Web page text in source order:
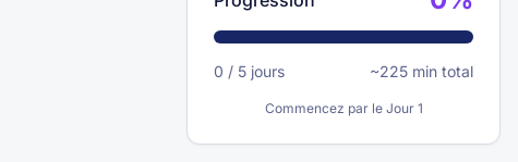
0 / 5 jours ~225 min total
Commencez par le Jour 1